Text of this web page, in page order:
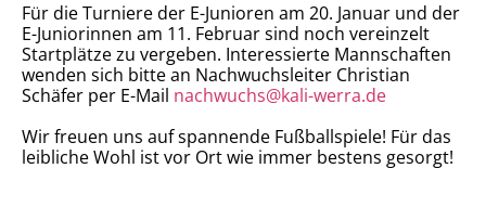
Für die Turniere der E-Junioren am 20. Januar und der
E-Juniorinnen am 11. Februar sind noch vereinzelt
Startplätze zu vergeben. Interessierte Mannschaften
wenden sich bitte an Nachwuchsleiter Christian
Schäfer per E-Mail nachwuchs@kali-werra.de
Wir freuen uns auf spannende Fußballspiele! Für das
leibliche Wohl ist vor Ort wie immer bestens gesorgt!